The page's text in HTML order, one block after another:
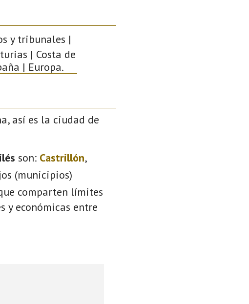
y tribunales |
| Costa de
| Europa.
así es la ciudad de
son: Castrillón,
(municipios)
comparten límites
y económicas entre